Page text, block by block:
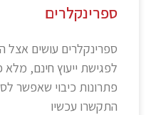
ספרינקלרים
ספרינקלרים עושים אצל
לפגישת ייעוץ חינם,
פתרונות כיבוי שאפשר
התקשרו עכשיו